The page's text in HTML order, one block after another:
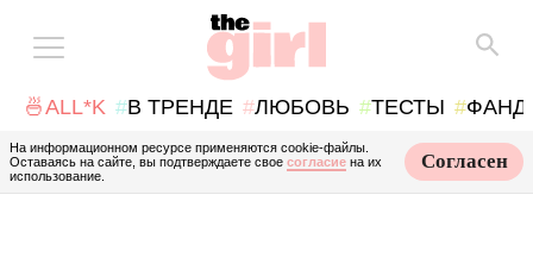
🍜ALL*K В ТРЕНДЕ ЛЮБОВЬ ТЕСТЫ
На информационном ресурсе применяются cookie-файлы.
Оставаясь на сайте, вы подтверждаете свое согласие на их
использование.
Согласен